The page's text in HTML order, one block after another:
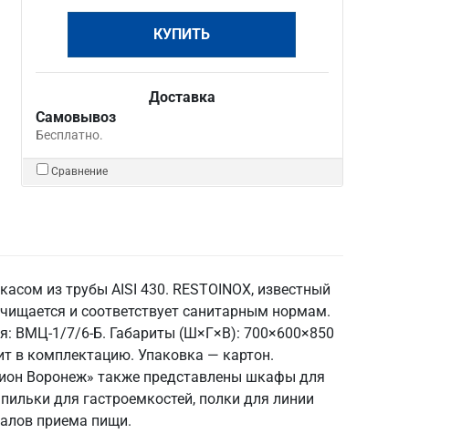
КУПИТЬ
Доставка
Самовывоз
Бесплатно.
Сравнение
из трубы AISI 430. RESTOINOX, известный
и соответствует санитарным нормам.
ВМЦ-1/7/6-Б. Габариты (Ш×Г×В): 700×600×850
в комплектацию. Упаковка — картон.
Воронеж» также представлены шкафы для
для гастроемкостей, полки для линии
приема пищи.